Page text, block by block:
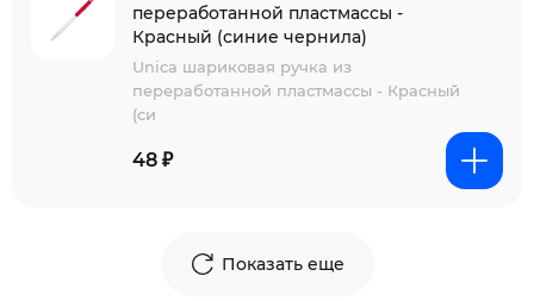
переработанной пластмассы -
Красный (синие чернила)
Unica шариковая ручка из
переработанной пластмассы - Красный
(си
48 ₽
Показать еще